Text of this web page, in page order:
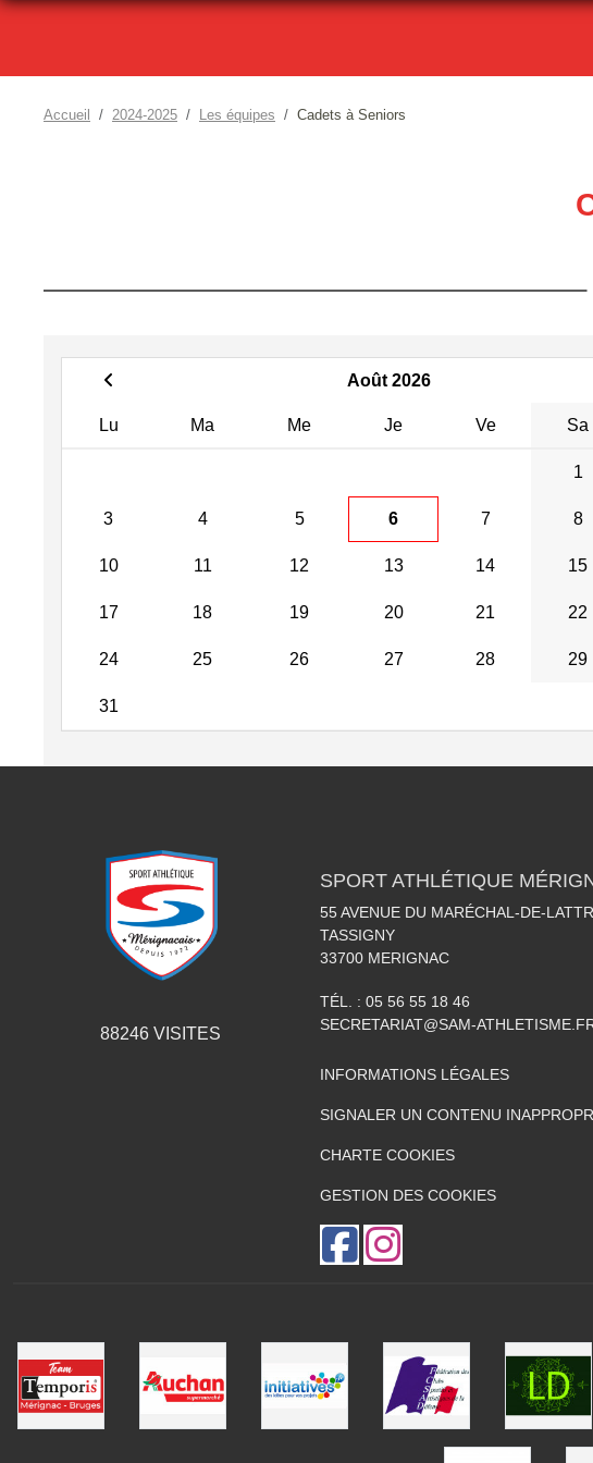
Accueil 2024-2025 Les équipes Cadets à Seniors
Août 2026
Lu Ma Me Je Ve Sa
1
3 4 5 6 7 8
10 11 12 13 14 15
17 18 19 20 21 22
24 25 26 27 28 29
31
88246VISITES
SPORT ATHLÉTIQUE
55 AVENUE DU MARÉCHAL-DE-
TASSIGNY
33700 MERIGNAC
TÉL. : 05 56 55 18 46
SECRETARIAT@SAM-
INFORMATIONS LÉGALES
SIGNALER UN CONTENU
CHARTE COOKIES
GESTION DES COOKIES